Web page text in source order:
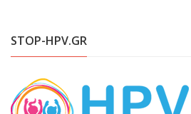
STOP-HPV.GR